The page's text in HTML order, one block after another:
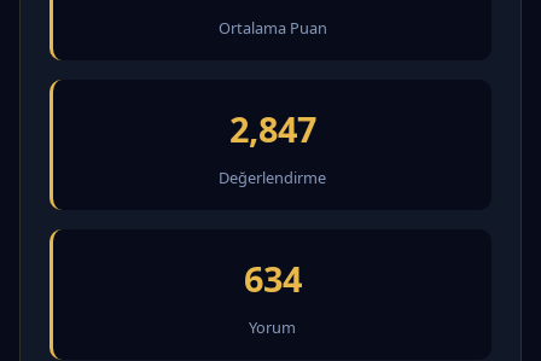
Ortalama Puan
2,847
Değerlendirme
634
Yorum